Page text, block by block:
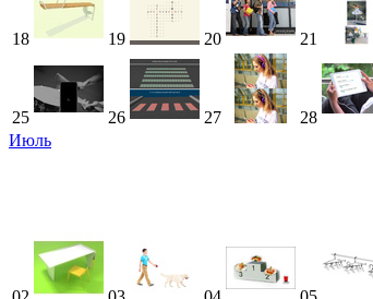
18 19 20 21
25 26 27 28
Июль